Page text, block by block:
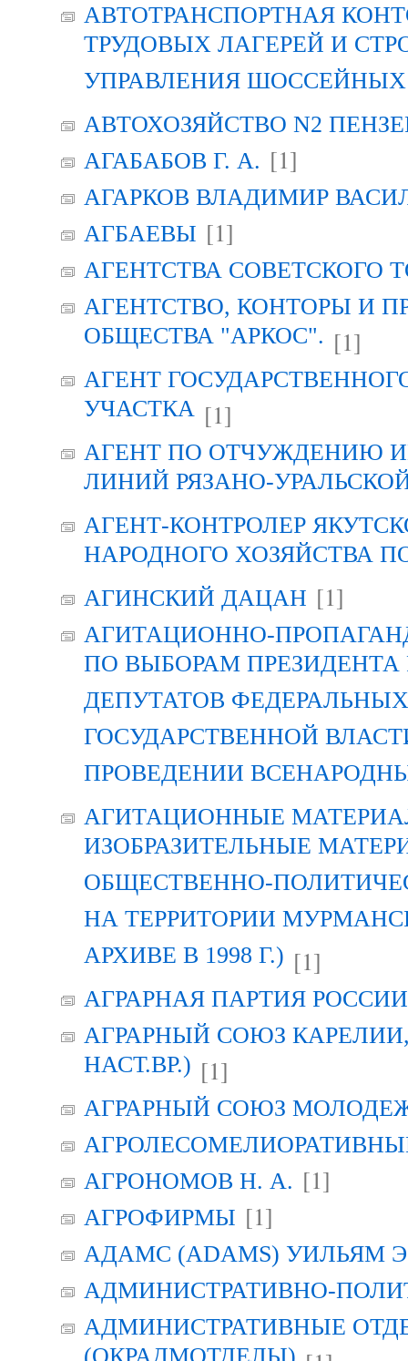
АВТОТРАНСПОРТНАЯ
ТРУДОВЫХ ЛАГЕРЕЙ И
УПРАВЛЕНИЯ
АВТОХОЗЯЙСТВО N2
АГАБАБОВ Г. А. [1]
АГАРКОВ ВЛАДИМИР
АГБАЕВЫ [1]
АГЕНТСТВА СОВЕТСКОГО
АГЕНТСТВО, КОНТОРЫ И
ОБЩЕСТВА "АРКОС". [1]
АГЕНТ
УЧАСТКА [1]
АГЕНТ ПО ОТЧУЖДЕНИЮ
ЛИНИЙ РЯЗАНО-
АГЕНТ-КОНТРОЛЕР
НАРОДНОГО ХОЗЯЙСТВА
АГИНСКИЙ ДАЦАН [1]
АГИТАЦИОННО-
ПО ВЫБОРАМ
ДЕПУТАТОВ
ГОСУДАРСТВЕННОЙ
ПРОВЕДЕНИИ
АГИТАЦИОННЫЕ
ИЗОБРАЗИТЕЛЬНЫЕ
ОБЩЕСТВЕННО-
НА ТЕРРИТОРИИ
АРХИВЕ В 1998 Г.) [1]
АГРАРНАЯ ПАРТИЯ РОССИИ
АГРАРНЫЙ СОЮЗ КАРЕЛИИ,
НАСТ.ВР.) [1]
АГРАРНЫЙ СОЮЗ
АГРОНОМОВ Н. А. [1]
АГРОФИРМЫ [1]
АДАМС (ADAMS) УИЛЬЯМ
АДМИНИСТРАТИВНО-
АДМИНИСТРАТИВНЫЕ